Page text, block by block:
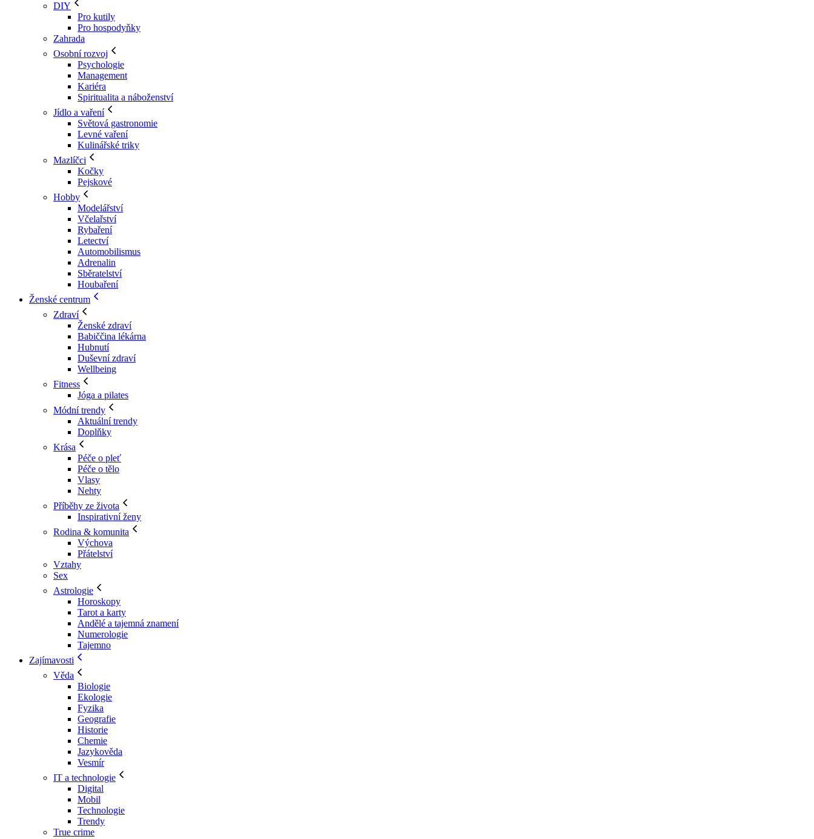
DIY
Pro kutily
Pro hospodyňky
Zahrada
Osobní rozvoj
Psychologie
Management
Kariéra
Spiritualita a náboženství
Jídlo a vaření
Světová gastronomie
Levné vaření
Kulinářské triky
Mazlíčci
Kočky
Pejskové
Hobby
Modelářství
Včelařství
Rybaření
Letectví
Automobilismus
Adrenalin
Sběratelství
Houbaření
Ženské centrum
Zdraví
Ženské zdraví
Babiččina lékárna
Hubnutí
Duševní zdraví
Wellbeing
Fitness
Jóga a pilates
Módní trendy
Aktuální trendy
Doplňky
Krása
Péče o pleť
Péče o tělo
Vlasy
Nehty
Příběhy ze života
Inspirativní ženy
Rodina & komunita
Výchova
Přátelství
Vztahy
Sex
Astrologie
Horoskopy
Tarot a karty
Andělé a tajemná znamení
Numerologie
Tajemno
Zajímavosti
Věda
Biologie
Ekologie
Fyzika
Geografie
Historie
Chemie
Jazykověda
Vesmír
IT a technologie
Digital
Mobil
Technologie
Trendy
True crime